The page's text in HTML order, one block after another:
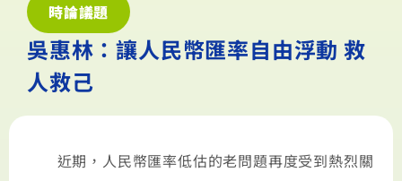
時論議題
吳惠林：讓人民幣匯率自由浮動 救
人救己
近期，人民幣匯率低估的老問題再度受到熱烈關